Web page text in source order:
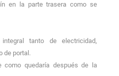
en la parte trasera como se
tanto de electricidad,
de portal.
quedaría después de la